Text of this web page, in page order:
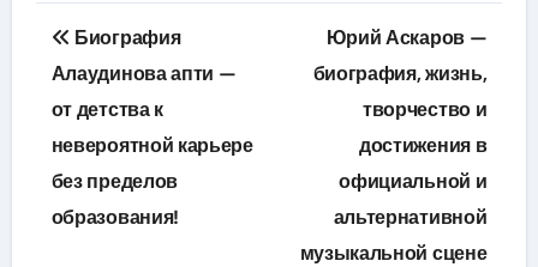
Навигация
по
записям
Биография
Алаудинова апти —
от детства к
невероятной карьере
без пределов
образования!
Юрий Аскаров —
биография, жизнь,
творчество и
достижения в
официальной и
альтернативной
музыкальной сцене